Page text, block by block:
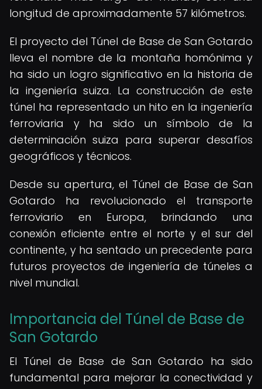
longitud de aproximadamente 57 kilómetros.
El proyecto del Túnel de Base de San Gotardo
lleva el nombre de la montaña homónima y
ha sido un logro significativo en la historia de
la ingeniería suiza. La construcción de este
túnel ha representado un hito en la ingeniería
ferroviaria y ha sido un símbolo de la
determinación suiza para superar desafíos
geográficos y técnicos.
Desde su apertura, el Túnel de Base de San
Gotardo ha revolucionado el transporte
ferroviario en Europa, brindando una
conexión eficiente entre el norte y el sur del
continente, y ha sentado un precedente para
futuros proyectos de ingeniería de túneles a
nivel mundial.
Importancia del Túnel de Base de
San Gotardo
El Túnel de Base de San Gotardo ha sido
fundamental para mejorar la conectividad y